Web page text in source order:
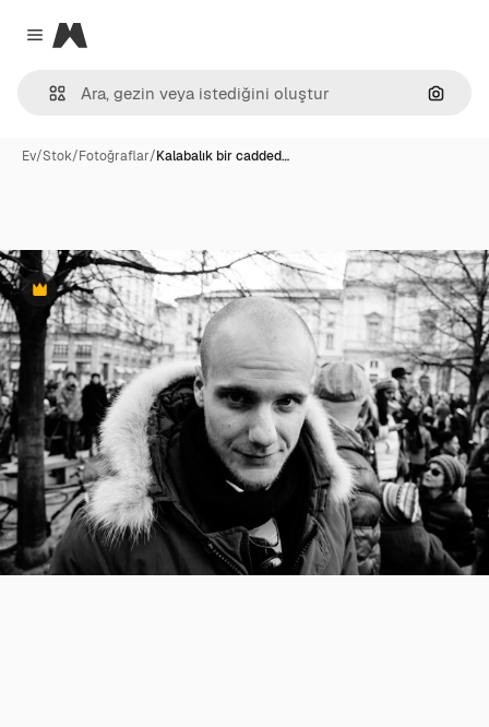
Close menu
Magnific
Ev/Stok/Fotoğraflar/Kalabalık bir cadded…
Premium